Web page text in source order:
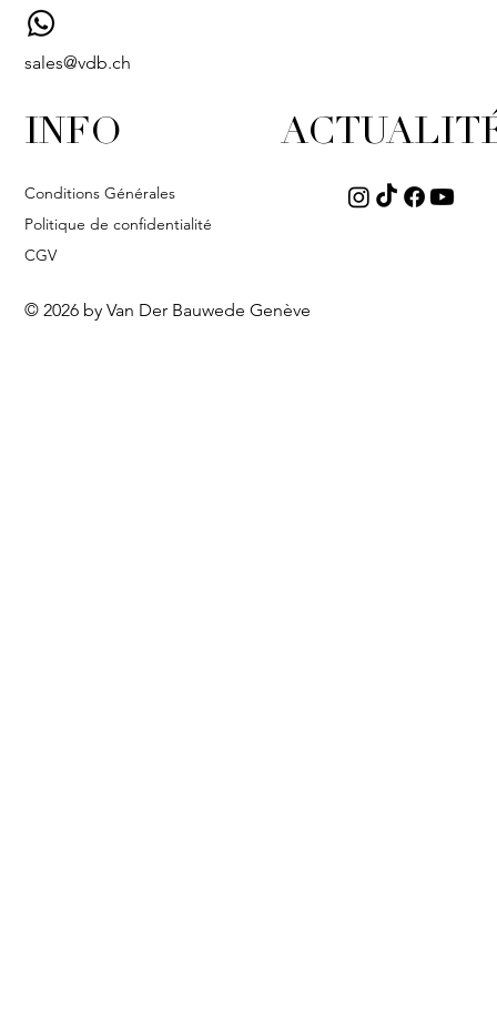
sales@vdb.ch
INFO
Conditions Générales
Politique de confidentialité
CGV
© 2026 by Van Der Bauwede Genève